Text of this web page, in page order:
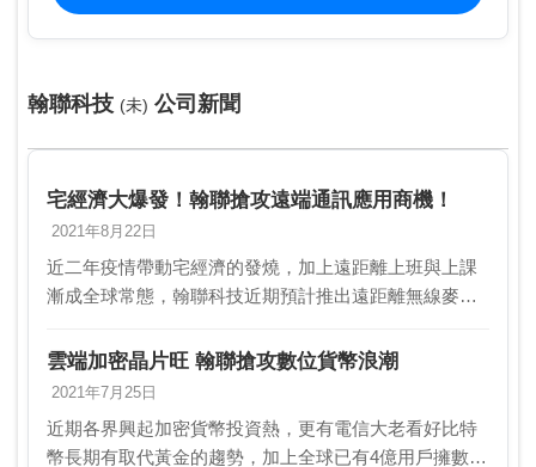
翰聯科技 (未) 公司新聞
宅經濟大爆發！翰聯搶攻遠端通訊應用商機！
2021年8月22日
近二年疫情帶動宅經濟的發燒，加上遠距離上班與上課
漸成全球常態，翰聯科技近期預計推出遠距離無線麥克
短視頻、電競等 新藍海市場。近年網紅直播與遊戲直…
雲端加密晶片旺 翰聯搶攻數位貨幣浪潮
2021年7月25日
近期各界興起加密貨幣投資熱，更有電信大老看好比特
幣長期有取代黃金的趨勢，加上全球已有4億用戶擁數位